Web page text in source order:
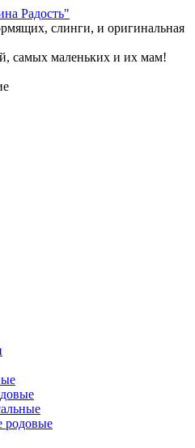
слинги, и оригинальная
самых маленьких и их мам!
родовые